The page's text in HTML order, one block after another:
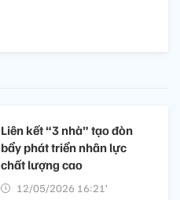
Liên kết “3 nhà” tạo đòn
bẩy phát triển nhân lực
chất lượng cao
12/05/2026 16:21’